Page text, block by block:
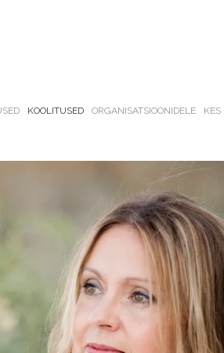
KOOLITUSED ORGANISATSIOONIDELE KES